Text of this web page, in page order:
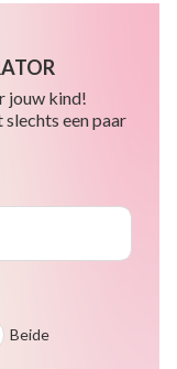
jouw kind!
een paar
Beide